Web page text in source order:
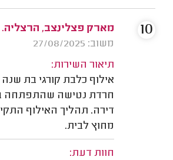
מארק פצלינצב, הרצליה.
משוב: 27/08/2025
תיאור השירות:
אילוף כלבת קורגי בת
חרדת נטישה שהתפתחה
דירה. תהליך האילוף
מחוץ לבית.
חוות דעת:
10